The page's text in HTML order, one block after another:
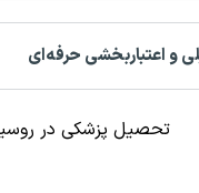
و اعتباربخشی حرفه‌ای
تحصیل پزشکی در